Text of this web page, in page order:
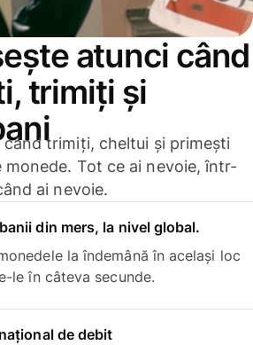
atunci când
trimiți și
când trimiți, cheltui și primești
Tot ce ai nevoie, într-
ai nevoie.
din mers, la nivel global.
la îndemână în același loc
le în câteva secunde.
de debit